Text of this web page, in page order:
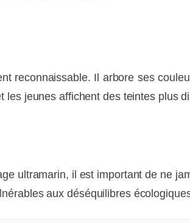
reconnaissable. Il arbore ses
jeunes affichent des teintes plus
ultramarin, il est important de ne
aux déséquilibres